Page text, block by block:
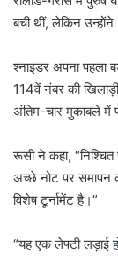
बची थीं, लेकिन
श्नाइडर अपना पहला
114वें नंबर की
अंतिम-चार मुकाबले में
रूसी ने कहा,
अच्छे नोट पर समापन
विशेष टूर्नामेंट है।”
“यह एक लेफ्टी लड़ाई